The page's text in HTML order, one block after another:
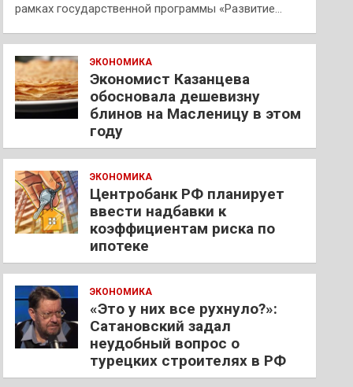
рамках государственной программы «Развитие…
ЭКОНОМИКА
Экономист Казанцева
обосновала дешевизну
блинов на Масленицу в этом
году
ЭКОНОМИКА
Центробанк РФ планирует
ввести надбавки к
коэффициентам риска по
ипотеке
ЭКОНОМИКА
«Это у них все рухнуло?»:
Сатановский задал
неудобный вопрос о
турецких строителях в РФ